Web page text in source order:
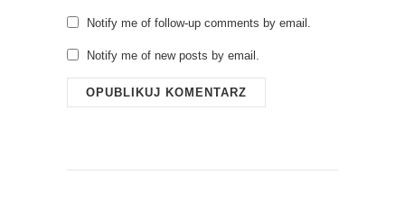
Notify me of follow-up comments by email.
Notify me of new posts by email.